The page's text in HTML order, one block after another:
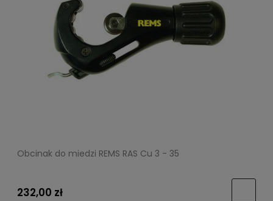
Obcinak do miedzi REMS RAS Cu 3 - 35
232,00 zł